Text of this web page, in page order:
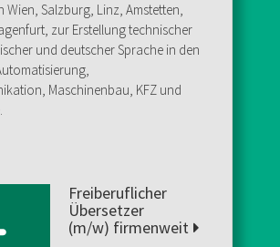
Wien, Salzburg, Linz, Amstetten,
zur Erstellung technischer
und deutscher Sprache in den
Maschinenbau, KFZ und
Freiberuflicher
Übersetzer
(m/w) firmenweit